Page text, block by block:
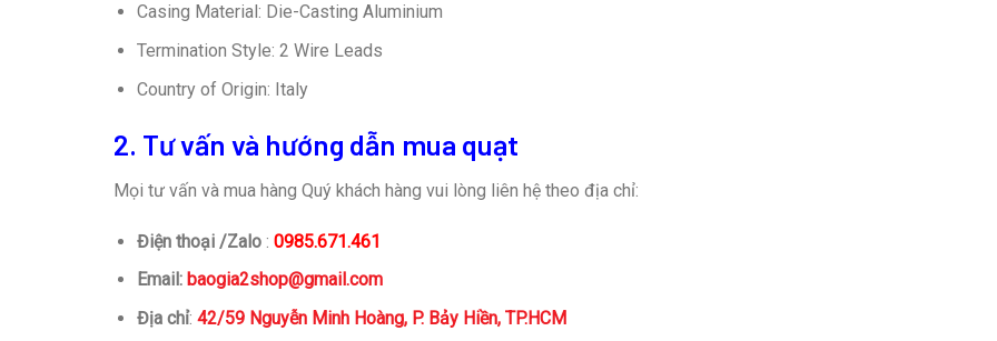
Casing Material: Die-Casting Aluminium
Termination Style: 2 Wire Leads
Country of Origin: Italy
2. Tư vấn và hướng dẫn mua quạt
Mọi tư vấn và mua hàng Quý khách hàng vui lòng liên hệ theo địa chỉ:
Điện thoại /Zalo: 0985.671.461
Email: baogia2shop@gmail.com
Địa chỉ: 42/59 Nguyễn Minh Hoàng, P. Bảy Hiền, TP.HCM